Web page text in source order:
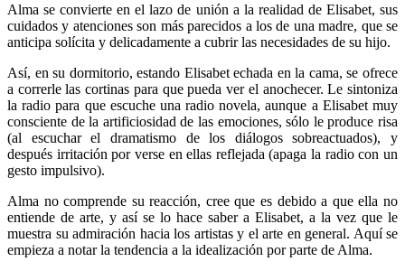
Alma se convierte en el lazo de unión a la realidad de Elisabet, sus
cuidados y atenciones son más parecidos a los de una madre, que se
anticipa solícita y delicadamente a cubrir las necesidades de su hijo.
Así, en su dormitorio, estando Elisabet echada en la cama, se ofrece
a correrle las cortinas para que pueda ver el anochecer. Le sintoniza
la radio para que escuche una radio novela, aunque a Elisabet muy
consciente de la artificiosidad de las emociones, sólo le produce risa
(al escuchar el dramatismo de los diálogos sobreactuados), y
después irritación por verse en ellas reflejada (apaga la radio con un
gesto impulsivo).
Alma no comprende su reacción, cree que es debido a que ella no
entiende de arte, y así se lo hace saber a Elisabet, a la vez que le
muestra su admiración hacia los artistas y el arte en general. Aquí se
empieza a notar la tendencia a la idealización por parte de Alma.